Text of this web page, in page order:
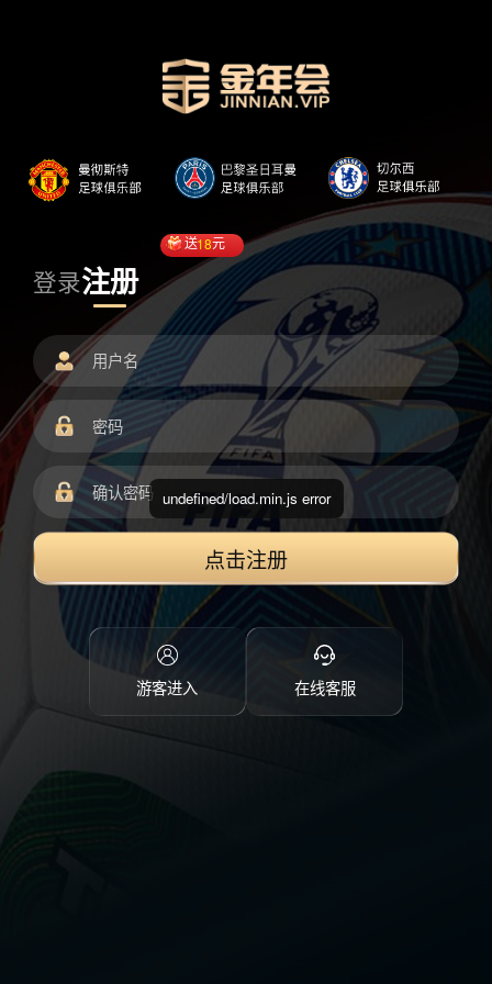
登录注册
送18元
点击注册
游客进入 在线客服
undefined/load.min.js error